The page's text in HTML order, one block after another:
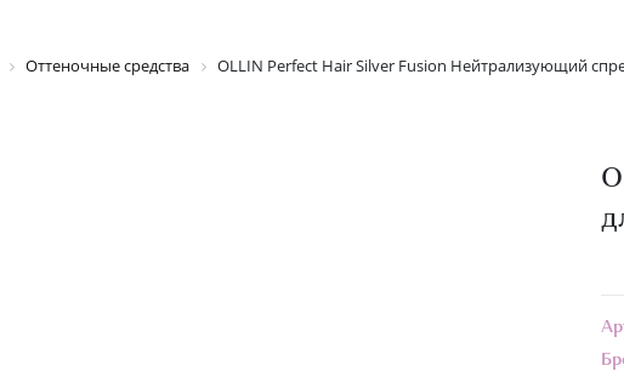
Оттеночные средства OLLIN Perfect Hair Silver Fusion Нейтрализующий